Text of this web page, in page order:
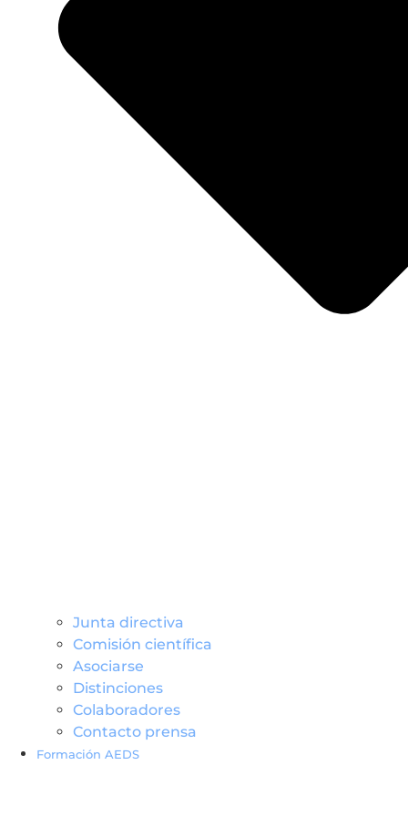
Junta directiva
Comisión científica
Asociarse
Distinciones
Colaboradores
Contacto prensa
Formación AEDS